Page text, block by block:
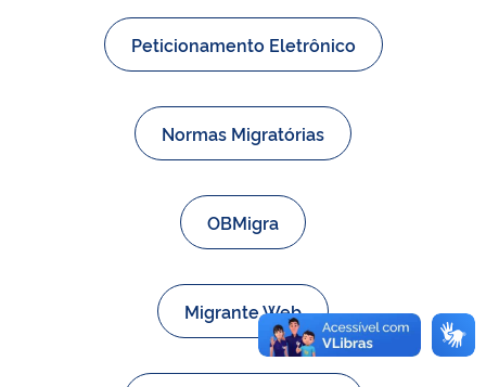
Peticionamento Eletrônico
Normas Migratórias
OBMigra
Migrante Web